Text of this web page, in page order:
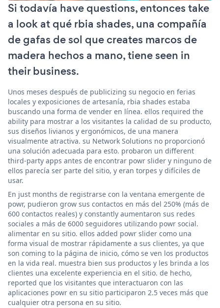
Si todavía have questions, entonces take
a look at qué rbia shades, una compañía
de gafas de sol que creates marcos de
madera hechos a mano, tiene seen in
their business.
Unos meses después de publicizing su negocio en ferias
locales y exposiciones de artesanía, rbia shades estaba
buscando una forma de vender en línea. ellos required the
ability para mostrar a los visitantes la calidad de su producto,
sus diseños livianos y ergonómicos, de una manera
visualmente atractiva. su Network Solutions no proporcionó
una solución adecuada para esto. probaron un different
third-party apps antes de encontrar powr slider y ninguno de
ellos parecía ser parte del sitio, y eran torpes y difíciles de
usar.
En just months de registrarse con la ventana emergente de
powr, pudieron grow sus contactos en más del 250% (más de
600 contactos reales) y constantly aumentaron sus redes
sociales a más de 6000 seguidores utilizando powr social.
alimentar en su sitio. ellos added powr slider como una
forma visual de mostrar rápidamente a sus clientes, ya que
son coming to la página de inicio, cómo se ven los productos
en la vida real. muestra bien sus productos y les brinda a los
clientes una excelente experiencia en el sitio. de hecho,
reported que los visitantes que interactuaron con las
aplicaciones powr en su sitio participaron 2.5 veces más que
cualquier otra persona en su sitio.